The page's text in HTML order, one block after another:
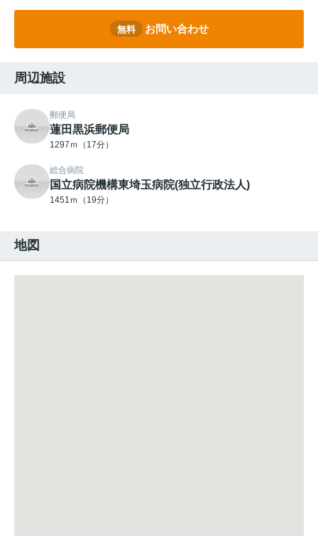
無料 お問い合わせ
周辺施設
郵便局
蓮田黒浜郵便局
1297ｍ（17分）
総合病院
国立病院機構東埼玉病院(独立行政法人)
1451ｍ（19分）
地図